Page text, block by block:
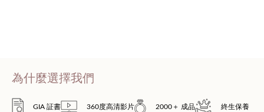
為什麼選擇我們
GIA 証書 360度高清影片 2000＋ 成品 終生保養